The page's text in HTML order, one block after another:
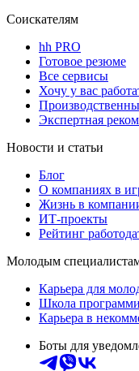
Соискателям
hh PRO
Готовое резюме
Все сервисы
Хочу у вас
Экспертная
Новости и статьи
Блог
О компаниях в
Жизнь в
ИТ-проекты
Рейтинг
Молодым
Карьера для
Школа
Карьера в
Боты для